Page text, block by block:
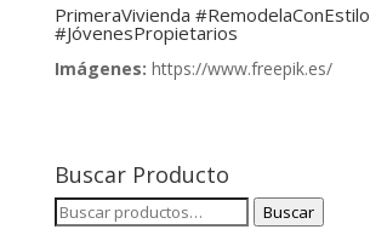
PrimeraVivienda #RemodelaConEstilo
#JóvenesPropietarios
Imágenes: https://www.freepik.es/
Buscar Producto
Buscar
Buscar